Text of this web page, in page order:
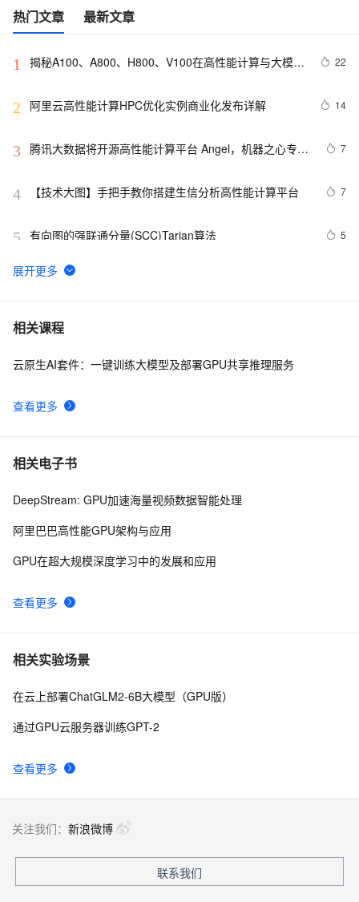
热门文章 最新文章
1
揭秘A100、A800、H800、V100在高性能计算与大模型
22
2 阿里云高性能计算HPC优化实例商业化发布详解 14
3 腾讯大数据将开源高性能计算平台 Angel，机器之心专访
7
4 【技术大图】手把手教你搭建生信分析高性能计算平台 7
5 有向图的强联通分量(SCC)Tarjan算法 5
6
云上弹性高性能计算，支持生命科学产业高速发展、降本
7 阿里云hpc8ae服务器ECS高性能计算优化型实例性能详
8 阿里云何万青：南坡VS北坡，阿里云高性能计算行业实
9 弹性高性能计算在药物筛选中的应用
10
相关课程
查看更多
云原生AI套件：一键训练大模型及部署GPU共享推理服务
相关电子书
查看更多
DeepStream: GPU加速海量视频数据智能处理
阿里巴巴高性能GPU架构与应用
GPU在超大规模深度学习中的发展和应用
相关实验场景
查看更多
在云上部署ChatGLM2-6B大模型（GPU版）
通过GPU云服务器训练GPT-2
关注我们： 新浪微博
联系我们